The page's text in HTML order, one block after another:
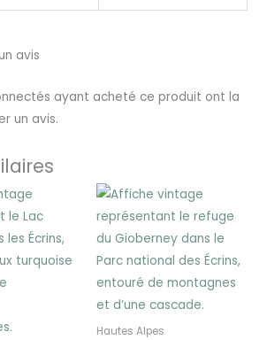
avis
ayant acheté ce produit ont la
un avis.
Plage
de
prix :
25,00 €
à
30,00 €
Hautes Alpes
Plage
de
prix :
25,00 €
à
30,00 €